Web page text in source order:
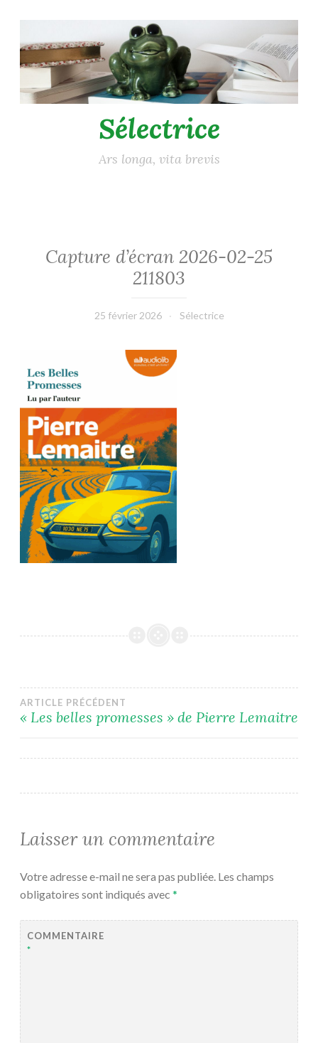
au
contenu
principal
Sélectrice
Ars longa, vita brevis
Capture d’écran 2026-02-25
211803
25 février 2026 Sélectrice
Navigation
ARTICLE PRÉCÉDENT
« Les belles promesses » de Pierre Lemaitre
Laisser un commentaire
Votre adresse e-mail ne sera pas publiée. Les champs
obligatoires sont indiqués avec *
COMMENTAIRE
*